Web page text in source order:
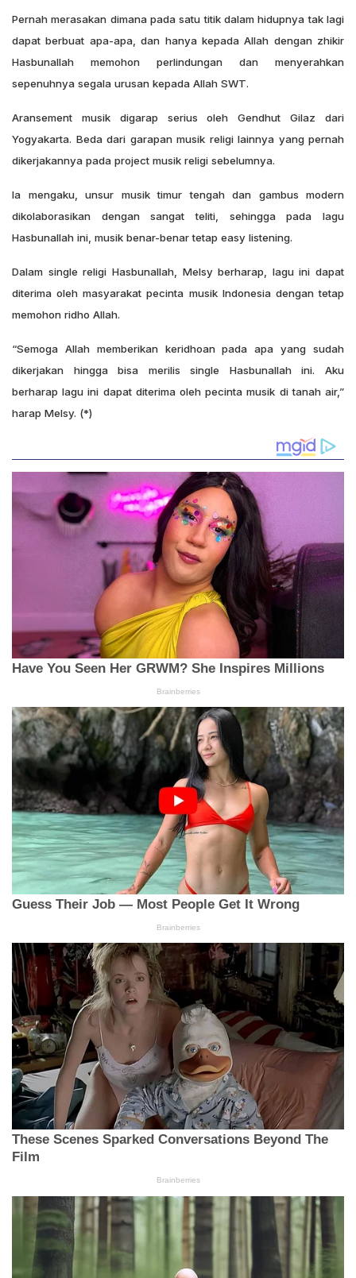
Pernah merasakan dimana pada satu titik dalam hidupnya tak lagi
dapat berbuat apa-apa, dan hanya kepada Allah dengan zhikir
Hasbunallah memohon perlindungan dan menyerahkan
sepenuhnya segala urusan kepada Allah SWT.
Aransement musik digarap serius oleh Gendhut Gilaz dari
Yogyakarta. Beda dari garapan musik religi lainnya yang pernah
dikerjakannya pada project musik religi sebelumnya.
Ia mengaku, unsur musik timur tengah dan gambus modern
dikolaborasikan dengan sangat teliti, sehingga pada lagu
Hasbunallah ini, musik benar-benar tetap easy listening.
Dalam single religi Hasbunallah, Melsy berharap, lagu ini dapat
diterima oleh masyarakat pecinta musik Indonesia dengan tetap
memohon ridho Allah.
“Semoga Allah memberikan keridhoan pada apa yang sudah
dikerjakan hingga bisa merilis single Hasbunallah ini. Aku
berharap lagu ini dapat diterima oleh pecinta musik di tanah air,”
harap Melsy. (*)